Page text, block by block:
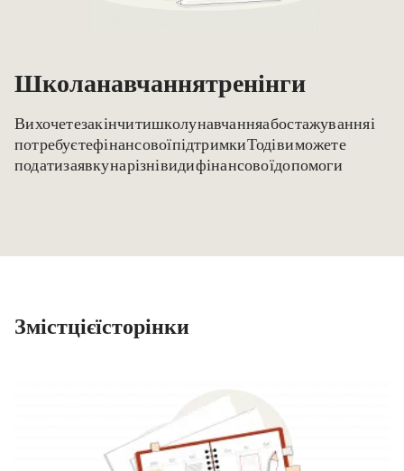
Школа, навчання, тренінги
Ви хочете закінчити школу, навчання або стажування і
потребуєте фінансової підтримки? Тоді ви можете
подати заявку на різні види фінансової допомоги.
Зміст цієї сторінки